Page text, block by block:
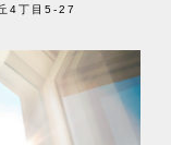
組織の種類、及び
契約の相手方とな
込者。
過程において広く
4丁目5-27